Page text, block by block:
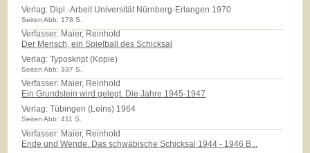
Verlag: Dipl.-Arbeit Universität Nürnberg-Erlangen 1970
Seiten Abb: 178 S.
Verfasser: Maier, Reinhold
Der Mensch, ein Spielball des Schicksal
Verlag:Typoskript (Kopie)
Seiten Abb: 337 S.
Verfasser: Maier, Reinhold
Ein Grundstein wird gelegt. Die Jahre 1945-1947
Verlag:Tübingen (Leins) 1964
Seiten Abb: 411 S.
Verfasser: Maier, Reinhold
Ende und Wende. Das schwäbische Schicksal 1944 - 1946 B...